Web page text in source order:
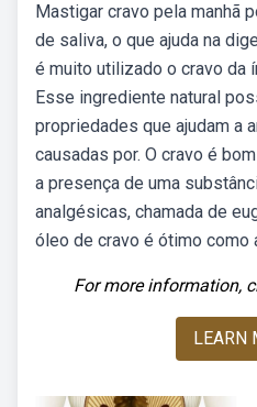
Mastigar cravo pela manhã
de saliva, o que ajuda na
é muito utilizado o cravo da
Esse ingrediente natural
propriedades que ajudam a
causadas por. O cravo é
a presença de uma
analgésicas, chamada de
óleo de cravo é ótimo como
For more information,
LEARN